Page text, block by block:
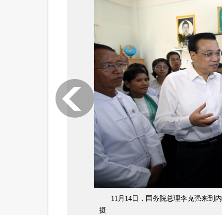
11月14日，国务院总理李克强来到
摄